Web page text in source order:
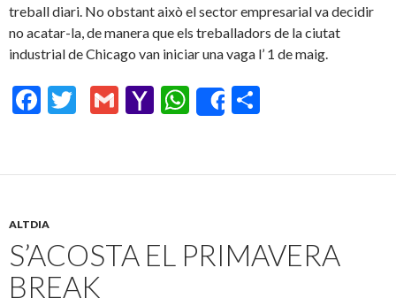
treball diari. No obstant això el sector empresarial va decidir
no acatar-la, de manera que els treballadors de la ciutat
industrial de Chicago van iniciar una vaga l’ 1 de maig.
F
b
o
o
k
T
er
G
l
Y
o
M
ai
W
s
p
p
Share
p
te
ix
ALTDIA
S’ACOSTA EL PRIMAVERA
BREAK